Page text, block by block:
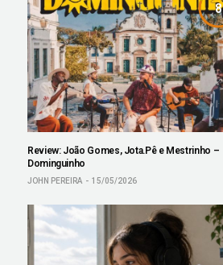
8
Review: João Gomes, Jota.Pê e Mestrinho –
Dominguinho
JOHN PEREIRA 15/05/2026